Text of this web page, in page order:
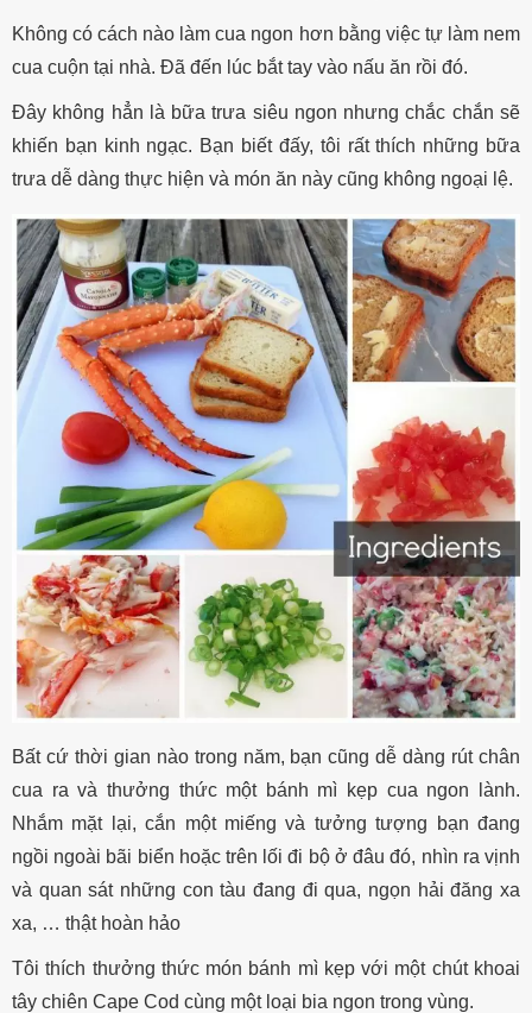
Không có cách nào làm cua ngon hơn bằng việc tự làm nem
cua cuộn tại nhà. Đã đến lúc bắt tay vào nấu ăn rồi đó.
Đây không hẳn là bữa trưa siêu ngon nhưng chắc chắn sẽ
khiến bạn kinh ngạc. Bạn biết đấy, tôi rất thích những bữa
trưa dễ dàng thực hiện và món ăn này cũng không ngoại lệ.
Bất cứ thời gian nào trong năm, bạn cũng dễ dàng rút chân
cua ra và thưởng thức một bánh mì kẹp cua ngon lành.
Nhắm mặt lại, cắn một miếng và tưởng tượng bạn đang
ngồi ngoài bãi biển hoặc trên lối đi bộ ở đâu đó, nhìn ra vịnh
và quan sát những con tàu đang đi qua, ngọn hải đăng xa
xa, … thật hoàn hảo
Tôi thích thưởng thức món bánh mì kẹp với một chút khoai
tây chiên Cape Cod cùng một loại bia ngon trong vùng.